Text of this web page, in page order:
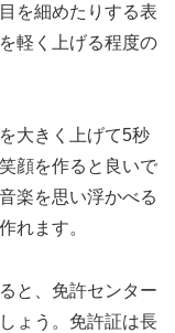
を細めたりする表
軽く上げる程度の
大きく上げて5秒
顔を作ると良いで
楽を思い浮かべる
れます。
と、免許センター
ょう。免許証は長